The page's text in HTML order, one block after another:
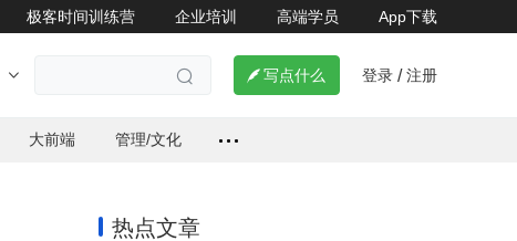
极客时间训练营 企业培训 高端学员 App下载
   写点什么 登录 / 注册
大前端 管理/文化
热点文章